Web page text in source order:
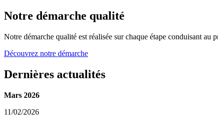
Notre démarche qualité
Notre démarche qualité est réalisée sur chaque étape conduisant
Découvrez notre démarche
Dernières actualités
Mars 2026
11/02/2026